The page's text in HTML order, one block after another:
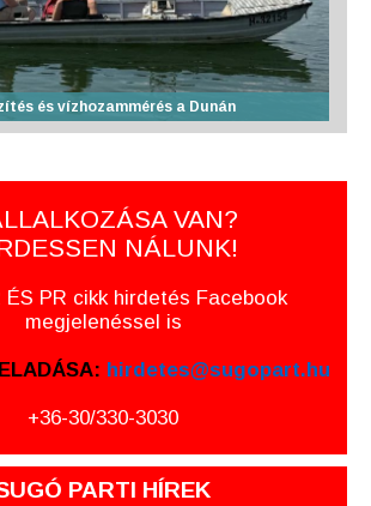
és vízhozammérés a Dunán
VAN?
NÁLUNK!
ÉS PR cikk hirdetés Facebook
megjelenéssel is
hirdetes@sugopart.hu
+36-30/330-3030
PARTI HÍREK